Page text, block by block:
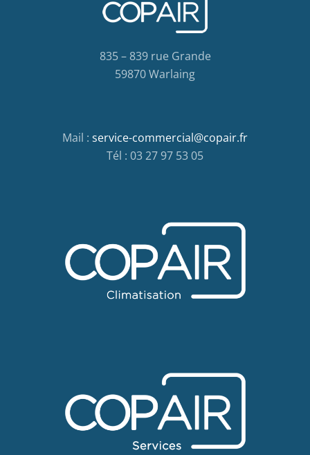
835 – 839 rue Grande
59870 Warlaing
Mail : service-commercial@copair.fr
Tél : 03 27 97 53 05